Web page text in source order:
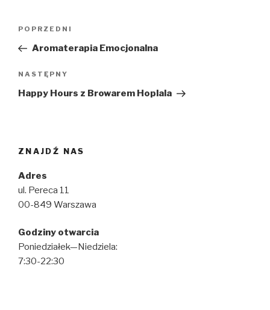
Poprzedni
wpis
POPRZEDNI
Aromaterapia Emocjonalna
Następny
wpis
NASTĘPNY
Happy Hours z Browarem Hoplala
ZNAJDŹ NAS
Adres
ul. Pereca 11
00-849 Warszawa
Godziny otwarcia
Poniedziałek—Niedziela:
7:30-22:30